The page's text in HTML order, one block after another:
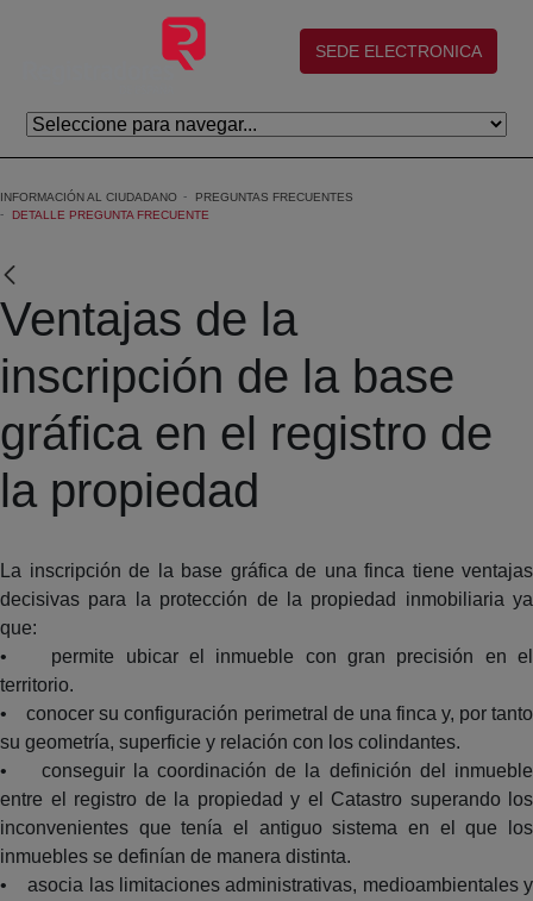
Eduki nagusira joan
(abre en nueva ventana)
SEDE ELECTRONICA
INFORMACIÓN AL CIUDADANO
PREGUNTAS FRECUENTES
DETALLE PREGUNTA FRECUENTE
Ventajas de la
inscripción de la base
gráfica en el registro de
la propiedad
La inscripción de la base gráfica de una finca tiene ventajas
decisivas para la protección de la propiedad inmobiliaria ya
que:
• permite ubicar el inmueble con gran precisión en el
territorio.
• conocer su configuración perimetral de una finca y, por tanto
su geometría, superficie y relación con los colindantes.
• conseguir la coordinación de la definición del inmueble
entre el registro de la propiedad y el Catastro superando los
inconvenientes que tenía el antiguo sistema en el que los
inmuebles se definían de manera distinta.
• asocia las limitaciones administrativas, medioambientales y